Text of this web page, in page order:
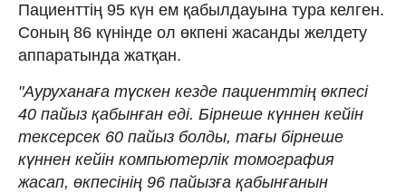
Пациенттің 95 күн ем қабылдауына тура келген.
Соның 86 күнінде ол өкпені жасанды желдету
аппаратында жатқан.
"Ауруханаға түскен кезде пациенттің өкпесі
40 пайыз қабынған еді. Бірнеше күннен кейін
тексерсек 60 пайыз болды, тағы бірнеше
күннен кейін компьютерлік томография
жасап, өкпесінің 96 пайызға қабынғанын